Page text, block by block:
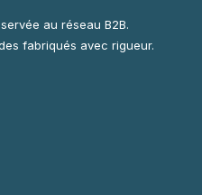
au réseau B2B.
fabriqués avec rigueur.